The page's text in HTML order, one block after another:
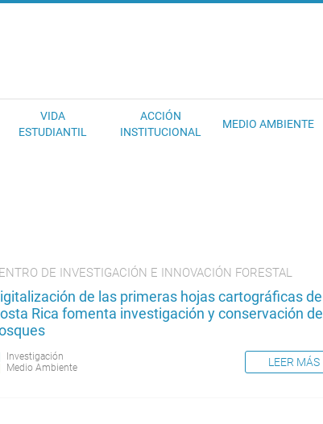
VIDA
ESTUDIANTIL
ACCIÓN
INSTITUCIONAL
MEDIO AMBIENTE
DE INVESTIGACIÓN E INNOVACIÓN FORESTAL
de las primeras hojas cartográficas de
Rica fomenta investigación y conservación de
Investigación
Medio Ambiente
LEER MÁS